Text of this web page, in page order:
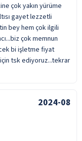
çok yakın yürüme
gayet lezzetli
bey hem çok ilgili
çok memnun
bi işletme fiyat
tsk ediyoruz...tekrar
2024-08